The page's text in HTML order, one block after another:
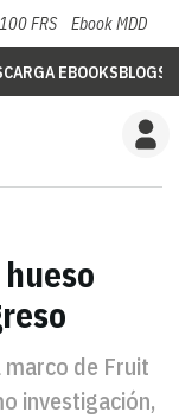
FRS Ebook MDD
EBOOKSBLOGS
de Fruit
investigación,